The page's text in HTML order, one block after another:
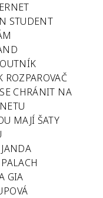
STUDENT
ROZPAROVAČ
CHRÁNIT NA
MAJÍ ŠATY
JANDA
GIA